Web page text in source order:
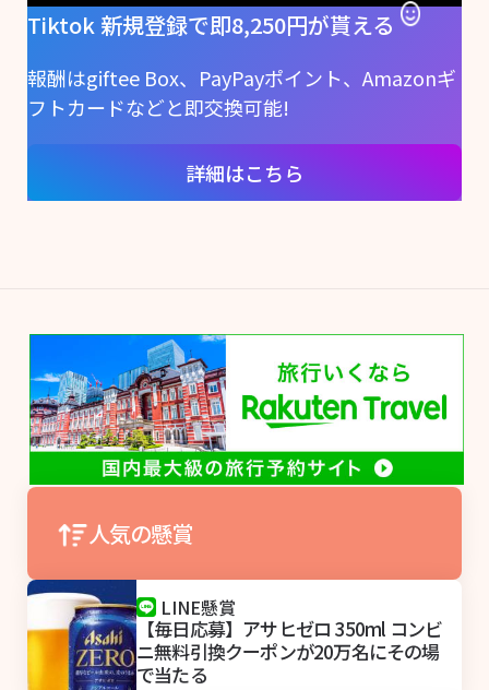
Tiktok 新規登録で即8,250円が貰える
報酬はgiftee Box、PayPayポイント、Amazonギ
フトカードなどと即交換可能!
詳細はこちら
人気の懸賞
LINE懸賞
【毎日応募】アサヒゼロ 350ml コンビ
ニ無料引換クーポンが20万名にその場
で当たる